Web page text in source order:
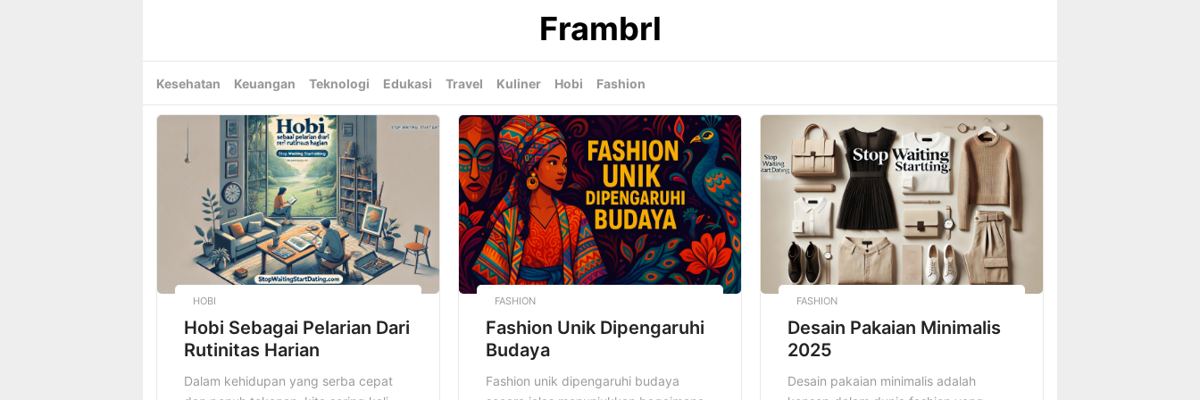
Frambrl
Kesehatan Keuangan Teknologi Edukasi Travel Kuliner Hobi Fashion
HOBI
Hobi Sebagai Pelarian Dari
Rutinitas Harian
Dalam kehidupan yang serba cepat
FASHION
Fashion Unik Dipengaruhi
Budaya
Fashion unik dipengaruhi budaya
FASHION
Desain Pakaian Minimalis
2025
Desain pakaian minimalis adalah